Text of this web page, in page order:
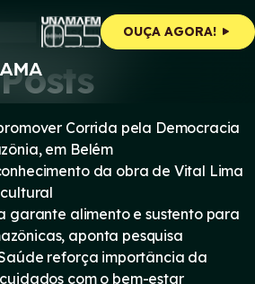
OUÇA AGORA!
Pesquisar
Corrida pela Democracia
em Belém
da obra de Vital Lima
garante alimento e sustento para
aponta pesquisa
reforça importância da
com o bem-estar